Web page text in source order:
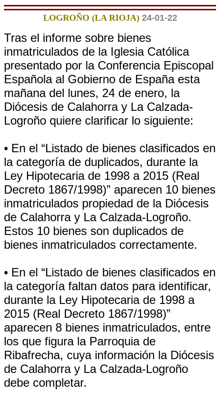
LOGROÑO (LA RIOJA) 24-01-22
Tras el informe sobre bienes
inmatriculados de la Iglesia Católica
presentado por la Conferencia Episcopal
Española al Gobierno de España esta
mañana del lunes, 24 de enero, la
Diócesis de Calahorra y La Calzada-
Logroño quiere clarificar lo siguiente:
• En el “Listado de bienes clasificados en
la categoría de duplicados, durante la
Ley Hipotecaria de 1998 a 2015 (Real
Decreto 1867/1998)” aparecen 10 bienes
inmatriculados propiedad de la Diócesis
de Calahorra y La Calzada-Logroño.
Estos 10 bienes son duplicados de
bienes inmatriculados correctamente.
• En el “Listado de bienes clasificados en
la categoría faltan datos para identificar,
durante la Ley Hipotecaria de 1998 a
2015 (Real Decreto 1867/1998)”
aparecen 8 bienes inmatriculados, entre
los que figura la Parroquia de
Ribafrecha, cuya información la Diócesis
de Calahorra y La Calzada-Logroño
debe completar.